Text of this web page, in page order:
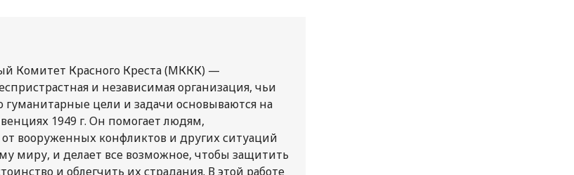
Комитет Красного Креста (МККК) —
и независимая организация, чьи
гуманитарные цели и задачи основываются на
1949 г. Он помогает людям,
вооруженных конфликтов и других ситуаций
миру, и делает все возможное, чтобы защитить
и облегчить их страдания. В этой работе